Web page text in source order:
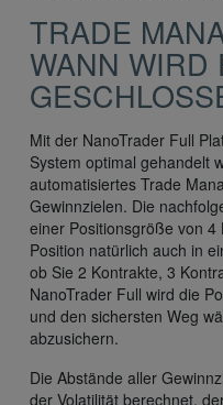
TRADE
WANN WIRD
Mit der NanoTrader Full
System optimal gehandelt
automatisiertes Trade
Gewinnzielen. Die
einer Positionsgröße von
Position natürlich auch in
ob Sie 2 Kontrakte, 3
NanoTrader Full wird die
und den sichersten Weg
abzusichern.
Die Abstände aller
der Volatilität berechnet,